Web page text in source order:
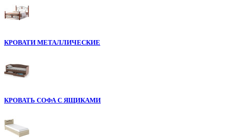
КРОВАТИ МЕТАЛЛИЧЕСКИЕ
КРОВАТЬ СОФА С ЯЩИКАМИ